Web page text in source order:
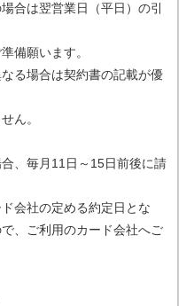
合は翌営業日（平日）の引
備願います。
る場合は契約書の記載が優
ん。
、毎月11日～15日前後に請
会社の定める約定日とな
、ご利用のカード会社へご